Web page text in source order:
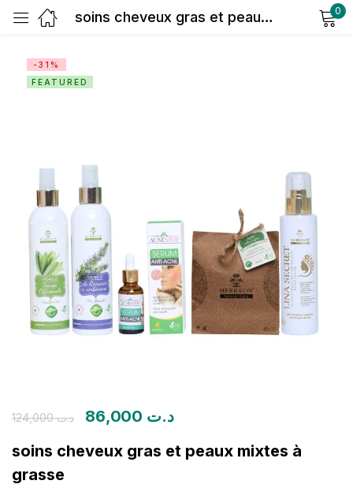
soins cheveux gras et peaux mixtes à grasse 0
-31%
FEATURED
د.ت124,000 د.ت
soins cheveux gras et peaux mixtes à
grasse
Remember me Lost password?
Log in
Create an account